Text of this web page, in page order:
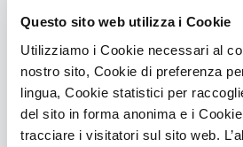
Questo sito web utilizza i Cookie
Utilizziamo i Cookie necessari al
nostro sito, Cookie di preferenza
lingua, Cookie statistici per
del sito in forma anonima e i
tracciare i visitatori sul sito web.
Un’asset allocation
diversificata
Gli investimenti in startup
pieno titolo una